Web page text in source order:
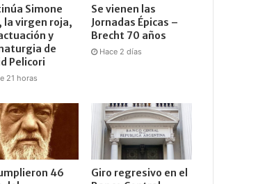
Simone
la virgen roja,
y
de
Pelicori
21 horas
Se vienen las
Jornadas Épicas –
Brecht 70 años
Hace 2 días
46
Giro regresivo en el